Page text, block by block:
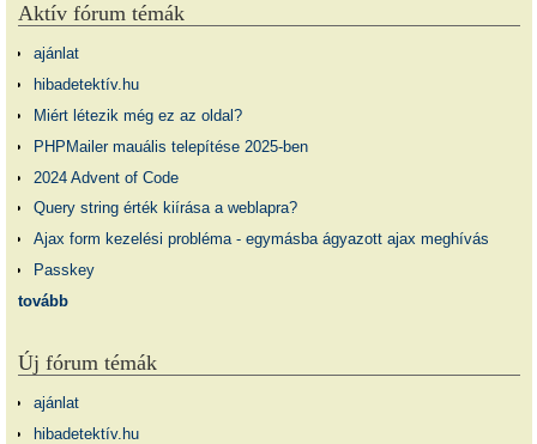
Aktív fórum témák
ajánlat
hibadetektív.hu
Miért létezik még ez az oldal?
PHPMailer mauális telepítése 2025-ben
2024 Advent of Code
Query string érték kiírása a weblapra?
Ajax form kezelési probléma - egymásba ágyazott ajax meghívás
Passkey
tovább
Új fórum témák
ajánlat
hibadetektív.hu